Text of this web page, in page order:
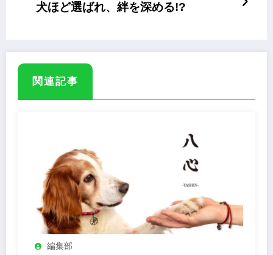
犬ほど選ばれ、絆を深める!?
関連記事
編集部